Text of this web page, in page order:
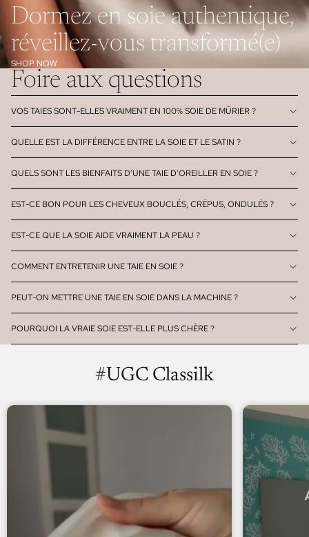
Dormez en soie authentique,
réveillez-vous transformé(e)
SHOP NOW
Foire aux questions
VOS TAIES SONT-ELLES VRAIMENT EN 100% SOIE DE MÛRIER ?
QUELLE EST LA DIFFÉRENCE ENTRE LA SOIE ET LE SATIN ?
QUELS SONT LES BIENFAITS D’UNE TAIE D’OREILLER EN SOIE ?
EST-CE BON POUR LES CHEVEUX BOUCLÉS, CRÉPUS, ONDULÉS ?
EST-CE QUE LA SOIE AIDE VRAIMENT LA PEAU ?
COMMENT ENTRETENIR UNE TAIE EN SOIE ?
PEUT-ON METTRE UNE TAIE EN SOIE DANS LA MACHINE ?
POURQUOI LA VRAIE SOIE EST-ELLE PLUS CHÈRE ?
#UGC Classilk